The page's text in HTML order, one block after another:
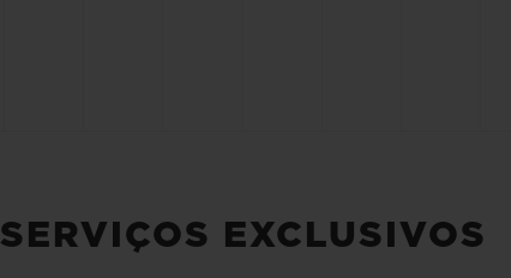
SERVIÇOS EXCLUSIVOS